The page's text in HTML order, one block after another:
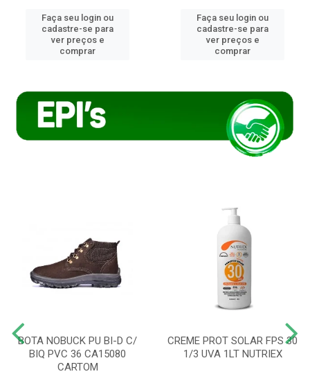
Faça seu login ou
cadastre-se para
ver preços e
comprar
Faça seu login ou
cadastre-se para
ver preços e
comprar
BOTA NOBUCK PU BI-D C/
BIQ PVC 36 CA15080
CARTOM
CREME PROT SOLAR FPS 30
1/3 UVA 1LT NUTRIEX